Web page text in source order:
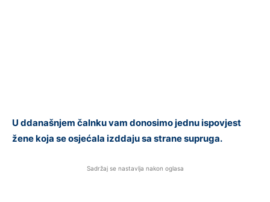
U ddanašnjem čalnku vam donosimo jednu ispovjest
žene koja se osjećala izddaju sa strane supruga.
Sadržaj se nastavlja nakon oglasa